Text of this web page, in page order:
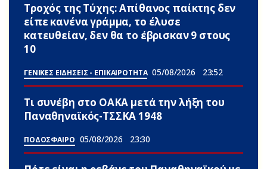
Τροχός της Τύχης: Απίθανος παίκτης δεν
είπε κανένα γράμμα, το έλυσε
κατευθείαν, δεν θα το έβρισκαν 9 στους
10
ΓΕΝΙΚΕΣ ΕΙΔΗΣΕΙΣ - ΕΠΙΚΑΙΡΟΤΗΤΑ 05/08/2026 23:52
Τι συνέβη στο ΟΑΚΑ μετά την λήξη του
Παναθηναϊκός-ΤΣΣΚΑ 1948
ΠΟΔΟΣΦΑΙΡΟ 05/08/2026 23:30